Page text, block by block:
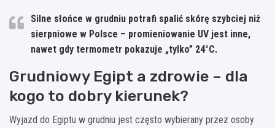
Silne słońce w grudniu potrafi spalić skórę szybciej niż
sierpniowe w Polsce – promieniowanie UV jest inne,
nawet gdy termometr pokazuje „tylko” 24°C.
Grudniowy Egipt a zdrowie – dla
kogo to dobry kierunek?
Wyjazd do Egiptu w grudniu jest często wybierany przez osoby